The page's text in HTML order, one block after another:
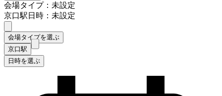
会場タイプ：未設定
京口駅日時：未設定
会場タイプを選ぶ
京口駅
日時を選ぶ